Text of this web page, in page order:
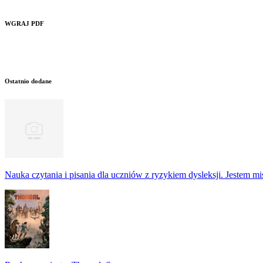
WGRAJ PDF
Ostatnio dodane
Nauka czytania i pisania dla uczniów z ryzykiem dysleksji. Jestem